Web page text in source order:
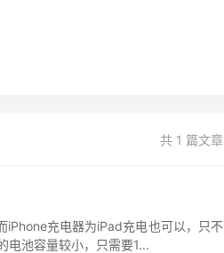
共 1 篇文章
iPhone充电器为iPad充电也可以，只不
电池容量较小，只需要1...